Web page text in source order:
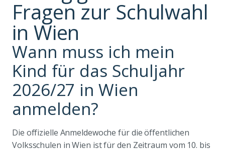
Fragen zur Schulwahl
in Wien
Wann muss ich mein
Kind für das Schuljahr
2026/27 in Wien
anmelden?
Die offizielle Anmeldewoche für die öffentlichen
Volksschulen in Wien ist für den Zeitraum vom 10. bis